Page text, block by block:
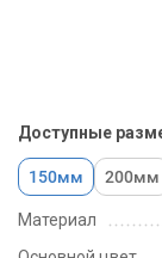
Материал
Доступные
150мм 200мм